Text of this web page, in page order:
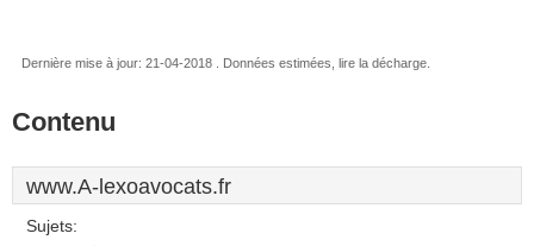
Dernière mise à jour: 21-04-2018 . Données estimées, lire la décharge.
Contenu
www.A-lexoavocats.fr
Sujets: